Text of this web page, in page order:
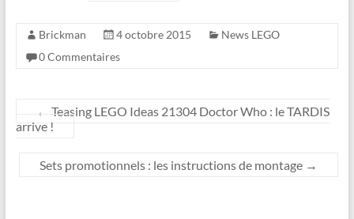
Brickman 4 octobre 2015
News LEGO
0 Commentaires
←
Teasing LEGO Ideas 21304 Doctor Who : le TARDIS
arrive !
Sets promotionnels : les instructions de montage →